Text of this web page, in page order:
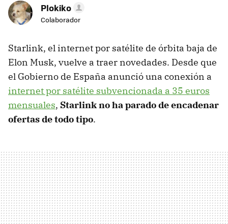
Plokiko
Colaborador
Starlink, el internet por satélite de órbita baja de
Elon Musk, vuelve a traer novedades. Desde que
el Gobierno de España anunció una conexión a
internet por satélite subvencionada a 35 euros
mensuales, Starlink no ha parado de encadenar
ofertas de todo tipo.